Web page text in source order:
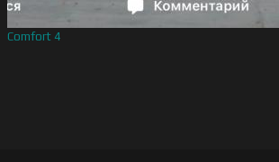
Comfort 4